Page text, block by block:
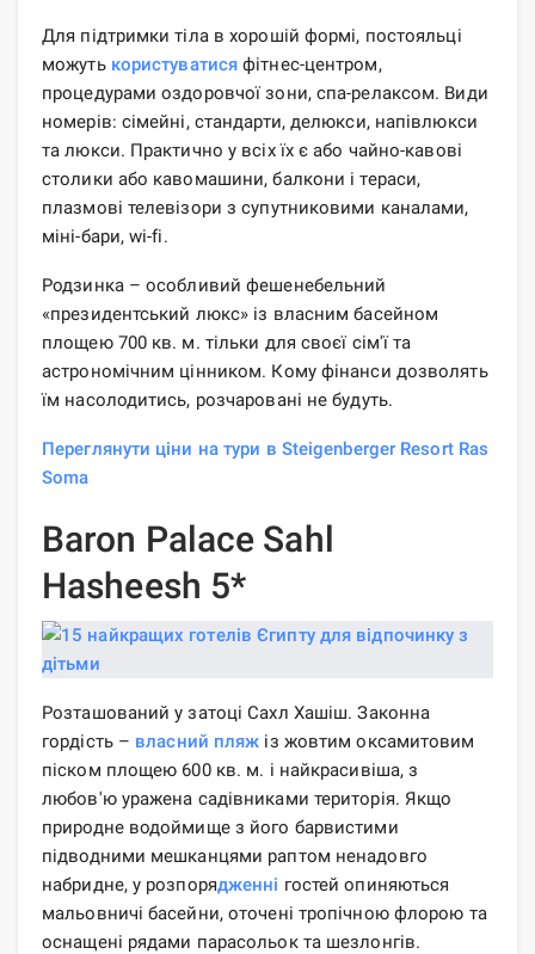
Для підтримки тіла в хорошій формі, постояльці
можуть користуватися фітнес-центром,
процедурами оздоровчої зони, спа-релаксом. Види
номерів: сімейні, стандарти, делюкси, напівлюкси
та люкси. Практично у всіх їх є або чайно-кавові
столики або кавомашини, балкони і тераси,
плазмові телевізори з супутниковими каналами,
міні-бари, wi-fi.
Родзинка – особливий фешенебельний
«президентський люкс» із власним басейном
площею 700 кв. м. тільки для своєї сім'ї та
астрономічним цінником. Кому фінанси дозволять
їм насолодитись, розчаровані не будуть.
Переглянути ціни на тури в Steigenberger Resort Ras
Soma
Baron Palace Sahl
Hasheesh 5*
Розташований у затоці Сахл Хашіш. Законна
гордість – власний пляж із жовтим оксамитовим
піском площею 600 кв. м. і найкрасивіша, з
любов'ю уражена садівниками територія. Якщо
природне водоймище з його барвистими
підводними мешканцями раптом ненадовго
набридне, у розпорядженні гостей опиняються
мальовничі басейни, оточені тропічною флорою та
оснащені рядами парасольок та шезлонгів.